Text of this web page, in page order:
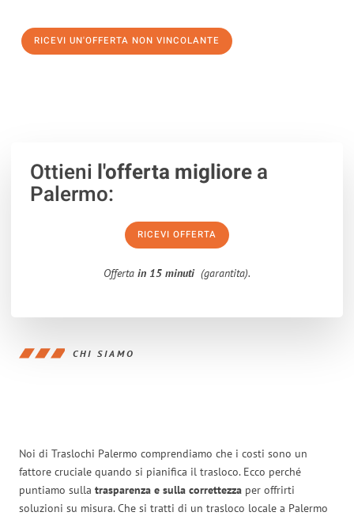
RICEVI UN'OFFERTA NON VINCOLANTE
Ottieni l'offerta migliorea
Palermo:
RICEVI OFFERTA
Offerta in 15 minuti (garantita).
CHI SIAMO
Noi di Traslochi Palermo comprendiamo che i costi sono un
fattore cruciale quando si pianifica il trasloco. Ecco perché
puntiamo sulla trasparenza e sulla correttezza per offrirti
soluzioni su misura. Che si tratti di un trasloco locale a Palermo